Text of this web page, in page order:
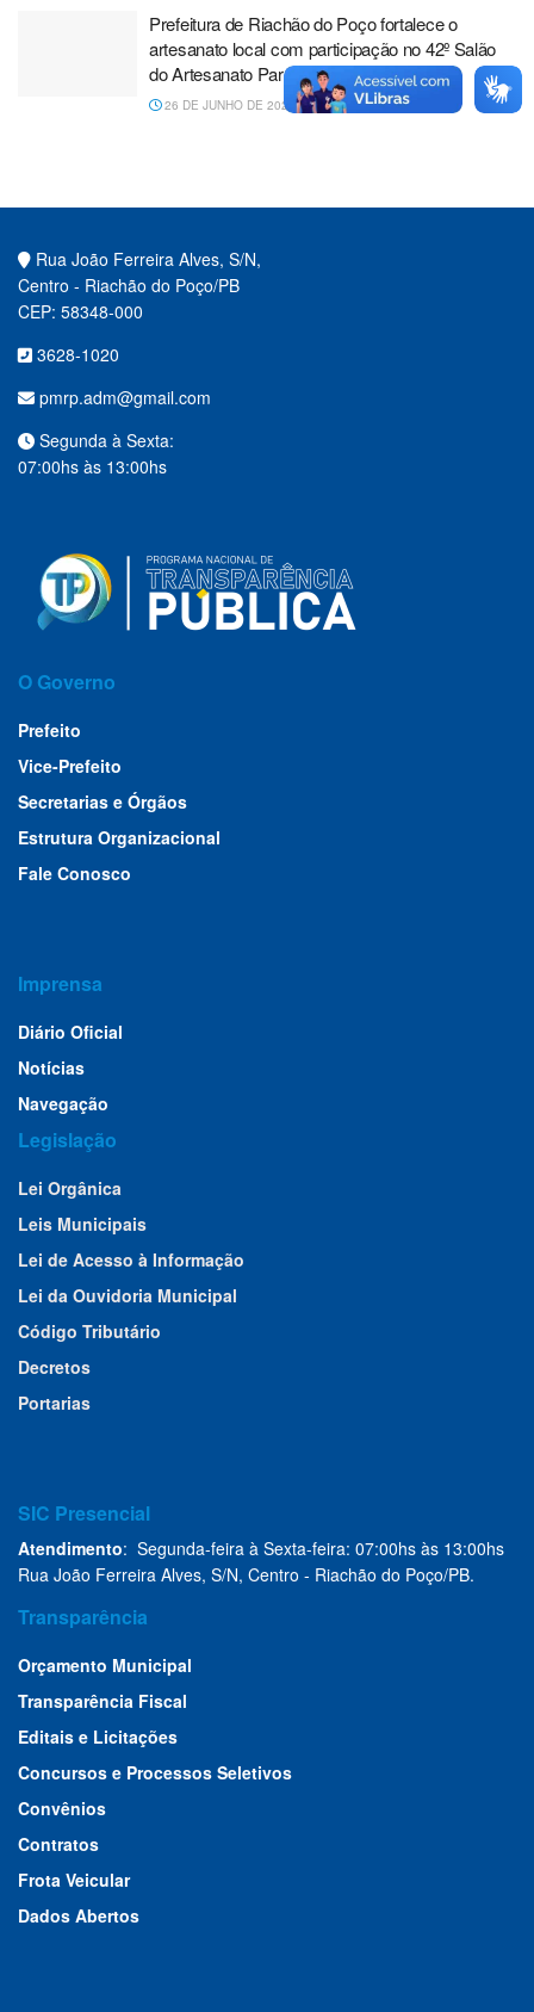
Prefeitura de Riachão do Poço fortalece o
artesanato local com participação no 42º Salão
do Artesanato Paraibano
26 DE JUNHO DE 2026
Rua João Ferreira Alves, S/N,
Centro - Riachão do Poço/PB
CEP: 58348-000
3628-1020
pmrp.adm@gmail.com
Segunda à Sexta:
07:00hs às 13:00hs
O Governo
Prefeito
Vice-Prefeito
Secretarias e Órgãos
Estrutura Organizacional
Fale Conosco
Imprensa
Diário Oficial
Notícias
Navegação
Legislação
Lei Orgânica
Leis Municipais
Lei de Acesso à Informação
Lei da Ouvidoria Municipal
Código Tributário
Decretos
Portarias
SIC Presencial
Atendimento: Segunda-feira à Sexta-feira: 07:00hs às 13:00hs
Rua João Ferreira Alves, S/N, Centro - Riachão do Poço/PB.
Transparência
Orçamento Municipal
Transparência Fiscal
Editais e Licitações
Concursos e Processos Seletivos
Convênios
Contratos
Frota Veicular
Dados Abertos